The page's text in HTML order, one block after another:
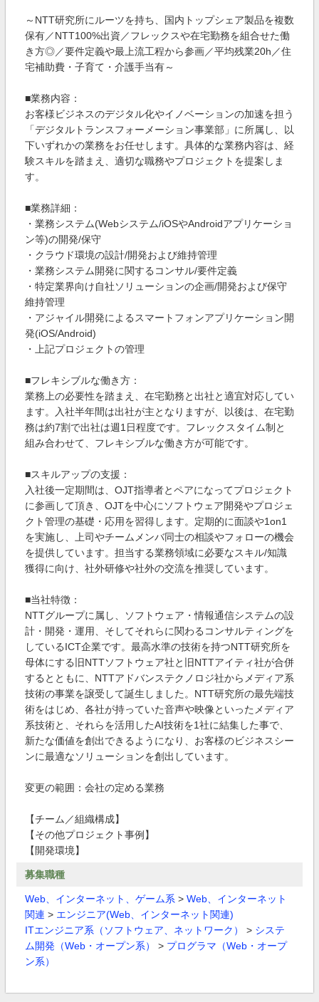
～NTT研究所にルーツを持ち、国内トップシェア製品を複数
保有／NTT100%出資／フレックスや在宅勤務を組合せた働
き方◎／要件定義や最上流工程から参画／平均残業20h／住
宅補助費・子育て・介護手当有～
■業務内容：
お客様ビジネスのデジタル化やイノベーションの加速を担う
「デジタルトランスフォーメーション事業部」に所属し、以
下いずれかの業務をお任せします。具体的な業務内容は、経
験スキルを踏まえ、適切な職務やプロジェクトを提案しま
す。
■業務詳細：
・業務システム(Webシステム/iOSやAndroidアプリケーショ
ン等)の開発/保守
・クラウド環境の設計/開発および維持管理
・業務システム開発に関するコンサル/要件定義
・特定業界向け自社ソリューションの企画/開発および保守
維持管理
・アジャイル開発によるスマートフォンアプリケーション開
発(iOS/Android)
・上記プロジェクトの管理
■フレキシブルな働き方：
業務上の必要性を踏まえ、在宅勤務と出社と適宜対応してい
ます。入社半年間は出社が主となりますが、以後は、在宅勤
務は約7割で出社は週1日程度です。フレックスタイム制と
組み合わせて、フレキシブルな働き方が可能です。
■スキルアップの支援：
入社後一定期間は、OJT指導者とペアになってプロジェクト
に参画して頂き、OJTを中心にソフトウェア開発やプロジェ
クト管理の基礎・応用を習得します。定期的に面談や1on1
を実施し、上司やチームメンバ同士の相談やフォローの機会
を提供しています。担当する業務領域に必要なスキル/知識
獲得に向け、社外研修や社外の交流を推奨しています。
■当社特徴：
NTTグループに属し、ソフトウェア・情報通信システムの設
計・開発・運用、そしてそれらに関わるコンサルティングを
しているICT企業です。最高水準の技術を持つNTT研究所を
母体にする旧NTTソフトウェア社と旧NTTアイティ社が合併
するとともに、NTTアドバンステクノロジ社からメディア系
技術の事業を譲受して誕生しました。NTT研究所の最先端技
術をはじめ、各社が持っていた音声や映像といったメディア
系技術と、それらを活用したAI技術を1社に結集した事で、
新たな価値を創出できるようになり、お客様のビジネスシー
ンに最適なソリューションを創出しています。
変更の範囲：会社の定める業務
【チーム／組織構成】
【その他プロジェクト事例】
【開発環境】
募集職種
Web、インターネット、ゲーム系 > Web、インターネット
関連 > エンジニア(Web、インターネット関連)
ITエンジニア系（ソフトウェア、ネットワーク）
> システ
ム開発（Web・オープン系）
> プログラマ（Web・オープ
ン系）